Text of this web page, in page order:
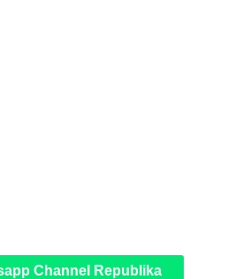
Channel Republika